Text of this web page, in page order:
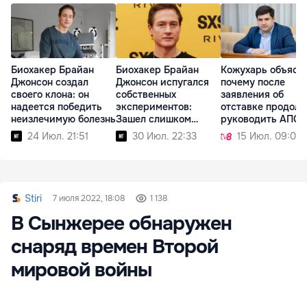
Биохакер Брайан
Джонсон создал
своего клона: он
надеется победить
неизлечимую болезнь
24 Июл. 21:51
Биохакер Брайан
Джонсон испугался
собственных
экспериментов:
Зашел слишком
далеко30 Июл. 22:33
Кожухарь
почему после
заявления об
отставке
руководить АПС
15 Июл. 09:01
Stiri 7 июля 2022, 18:08 1 138
В Сынжерее обнаружен
снаряд времен Второй
мировой войны